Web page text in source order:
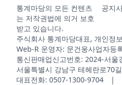
통계마당의 모든 컨텐츠
는 저작권법에 의거 보호
받고 있습니다.
공지
주식회사 통계마당대표, 개인정
Web-R 운영자: 문건웅사업자등
통신판매업신고번호: 2024-서울
서울특별시 강남구 테헤란로70
대표전화: 0507-1300-9704 |